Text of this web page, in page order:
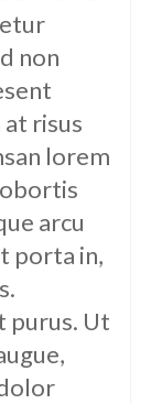
non
risus
lorem
arcu
porta in,
purus. Ut